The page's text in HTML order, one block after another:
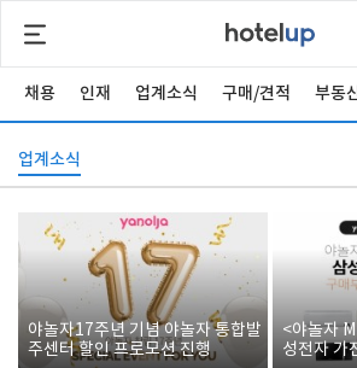
채용 인재 업계소식 구매/견적 부동
업계소식
야놀자17주년 기념 야놀자 통합발
주센터 할인 프로모션 진행
<야놀자
성전자 가